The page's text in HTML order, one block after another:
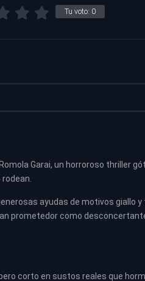
Tu voto: 0
Garai, un horroroso thriller
ayudas de motivos giallo
prometedor como
corto en sustos reales que